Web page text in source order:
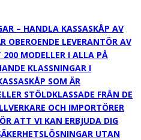
– HANDLA KASSASKÅP AV
OBEROENDE LEVERANTÖR AV
200 MODELLER I ALLA PÅ
KLASSNINGAR I
SOM ÄR
STÖLDKLASSADE FRÅN DE
OCH IMPORTÖRER
ATT VI KAN ERBJUDA DIG
UTAN